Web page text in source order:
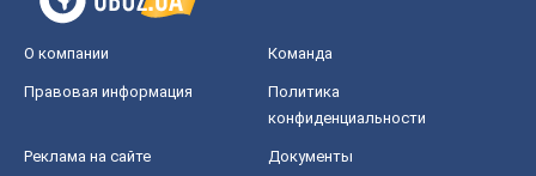
О компании Команда
Правовая информация
Политика
конфиденциальности
Реклама на сайте Документы